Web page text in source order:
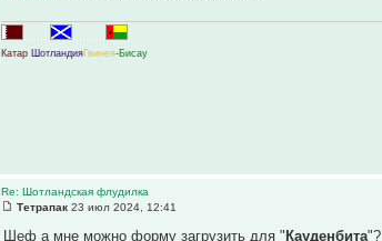
Катар ШотландияГвинея-Бисау
Re: Шотландская флудилка
Тетрапак 23 июл 2024, 12:41
Шеф а мне можно форму загрузить для "Кауденбита"?